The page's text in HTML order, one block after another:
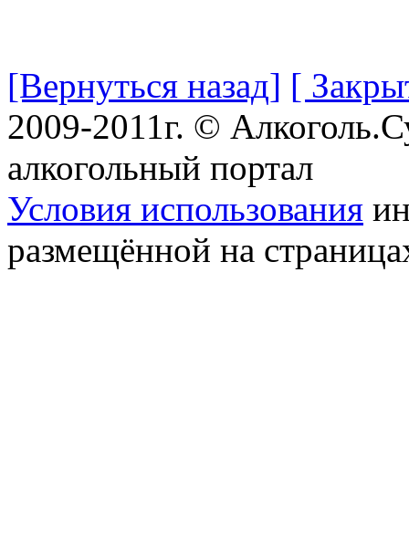
[Вернуться назад] [
2009-2011г. ©
алкогольный портал
Условия использования
размещённой на